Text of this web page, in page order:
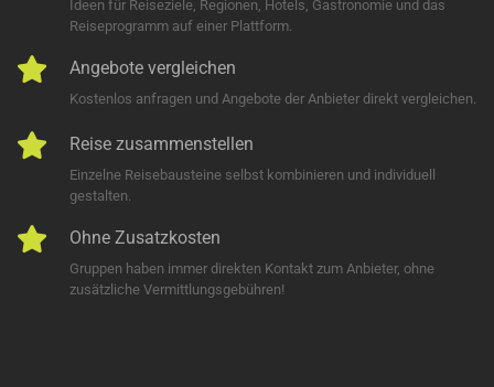
Ideen für Reiseziele, Regionen, Hotels, Gastronomie und das
Reiseprogramm auf einer Plattform.
Angebote vergleichen
Kostenlos anfragen und Angebote der Anbieter direkt vergleichen.
Reise zusammenstellen
Einzelne Reisebausteine selbst kombinieren und individuell
gestalten.
Ohne Zusatzkosten
Gruppen haben immer direkten Kontakt zum Anbieter, ohne
zusätzliche Vermittlungsgebühren!